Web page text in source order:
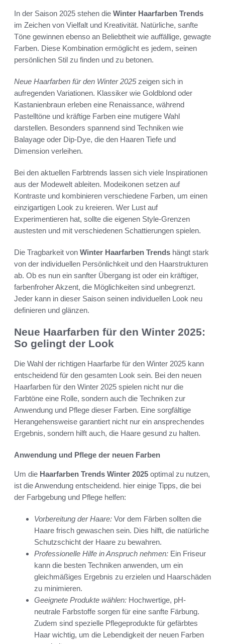
In der Saison 2025 stehen die Winter Haarfarben Trends
im Zeichen von Vielfalt und Kreativität. Natürliche, sanfte
Töne gewinnen ebenso an Beliebtheit wie auffällige, gewagte
Farben. Diese Kombination ermöglicht es jedem, seinen
persönlichen Stil zu finden und zu betonen.
Neue Haarfarben für den Winter 2025zeigen sich in
aufregenden Variationen. Klassiker wie Goldblond oder
Kastanienbraun erleben eine Renaissance, während
Pastelltöne und kräftige Farben eine mutigere Wahl
darstellen. Besonders spannend sind Techniken wie
Balayage oder Dip-Dye, die den Haaren Tiefe und
Dimension verleihen.
Bei den aktuellen Farbtrends lassen sich viele Inspirationen
aus der Modewelt ableiten. Modeikonen setzen auf
Kontraste und kombinieren verschiedene Farben, um einen
einzigartigen Look zu kreieren. Wer Lust auf
Experimentieren hat, sollte die eigenen Style-Grenzen
austesten und mit verschiedenen Schattierungen spielen.
Die Tragbarkeit von Winter Haarfarben Trends hängt stark
von der individuellen Persönlichkeit und den Haarstrukturen
ab. Ob es nun ein sanfter Übergang ist oder ein kräftiger,
farbenfroher Akzent, die Möglichkeiten sind unbegrenzt.
Jeder kann in dieser Saison seinen individuellen Look neu
definieren und glänzen.
Neue Haarfarben für den Winter 2025:
So gelingt der Look
Die Wahl der richtigen Haarfarbe für den Winter 2025 kann
entscheidend für den gesamten Look sein. Bei den neuen
Haarfarben für den Winter 2025 spielen nicht nur die
Farbtöne eine Rolle, sondern auch die Techniken zur
Anwendung und Pflege dieser Farben. Eine sorgfältige
Herangehensweise garantiert nicht nur ein ansprechendes
Ergebnis, sondern hilft auch, die Haare gesund zu halten.
Anwendung und Pflege der neuen Farben
Um die Haarfarben Trends Winter 2025 optimal zu nutzen,
ist die Anwendung entscheidend. hier einige Tipps, die bei
der Farbgebung und Pflege helfen:
Vorbereitung der Haare: Vor dem Färben sollten die
Haare frisch gewaschen sein. Dies hilft, die natürliche
Schutzschicht der Haare zu bewahren.
Professionelle Hilfe in Anspruch nehmen: Ein Friseur
kann die besten Techniken anwenden, um ein
gleichmäßiges Ergebnis zu erzielen und Haarschäden
zu minimieren.
Geeignete Produkte wählen: Hochwertige, pH-
neutrale Farbstoffe sorgen für eine sanfte Färbung.
Zudem sind spezielle Pflegeprodukte für gefärbtes
Haar wichtig, um die Lebendigkeit der neuen Farben